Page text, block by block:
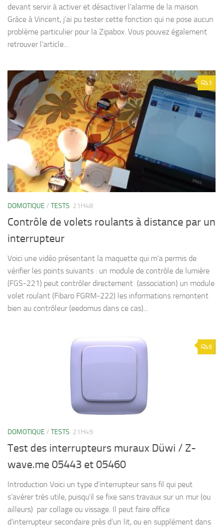
devant servir à activer et désactiver l’alarme de la maison.
Grâce à Vincent, j’ai pu tester cette fonction qui ne pose aucun
problème particulier pour la Zipabox. Vous pouvez également
retrouver l’article...
3
DOMOTIQUE / TESTS 21H48
Contrôle de volets roulants à distance par un
interrupteur
Voici une vidéo présentant la maquette qui m’a permis de
vérifier les points suivants : un module de contrôle de lumière
(FGS-221) peut contrôler directement (association) un module
volet roulant (Fibaro FGRM-222) les informations remontent
bien au contrôleur (eedomus dans ce cas)...
8
DOMOTIQUE / TESTS 21H49
Test des interrupteurs muraux Düwi / Z-
wave.me 05443 et 05460
Introduction Voici un type d’interrupteur sans fil qui peut
s’avérer très utile, puisqu’il se fixe sans travaux sur un mur (ou
ailleurs) par collage ou vissage. Il peut faire office
d’interrupteur secondaire près d’un lit, ou en supplément dans